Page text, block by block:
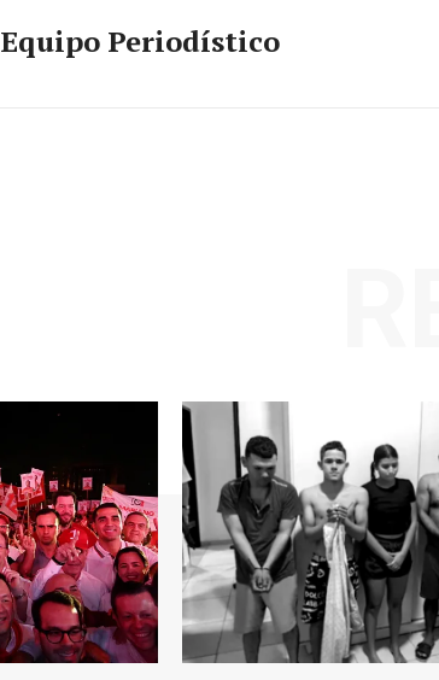
Equipo Periodístico